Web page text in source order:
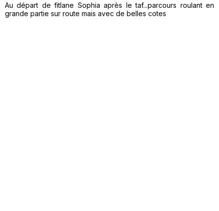
Au départ de fitlane Sophia après le taf...parcours roulant en
grande partie sur route mais avec de belles cotes